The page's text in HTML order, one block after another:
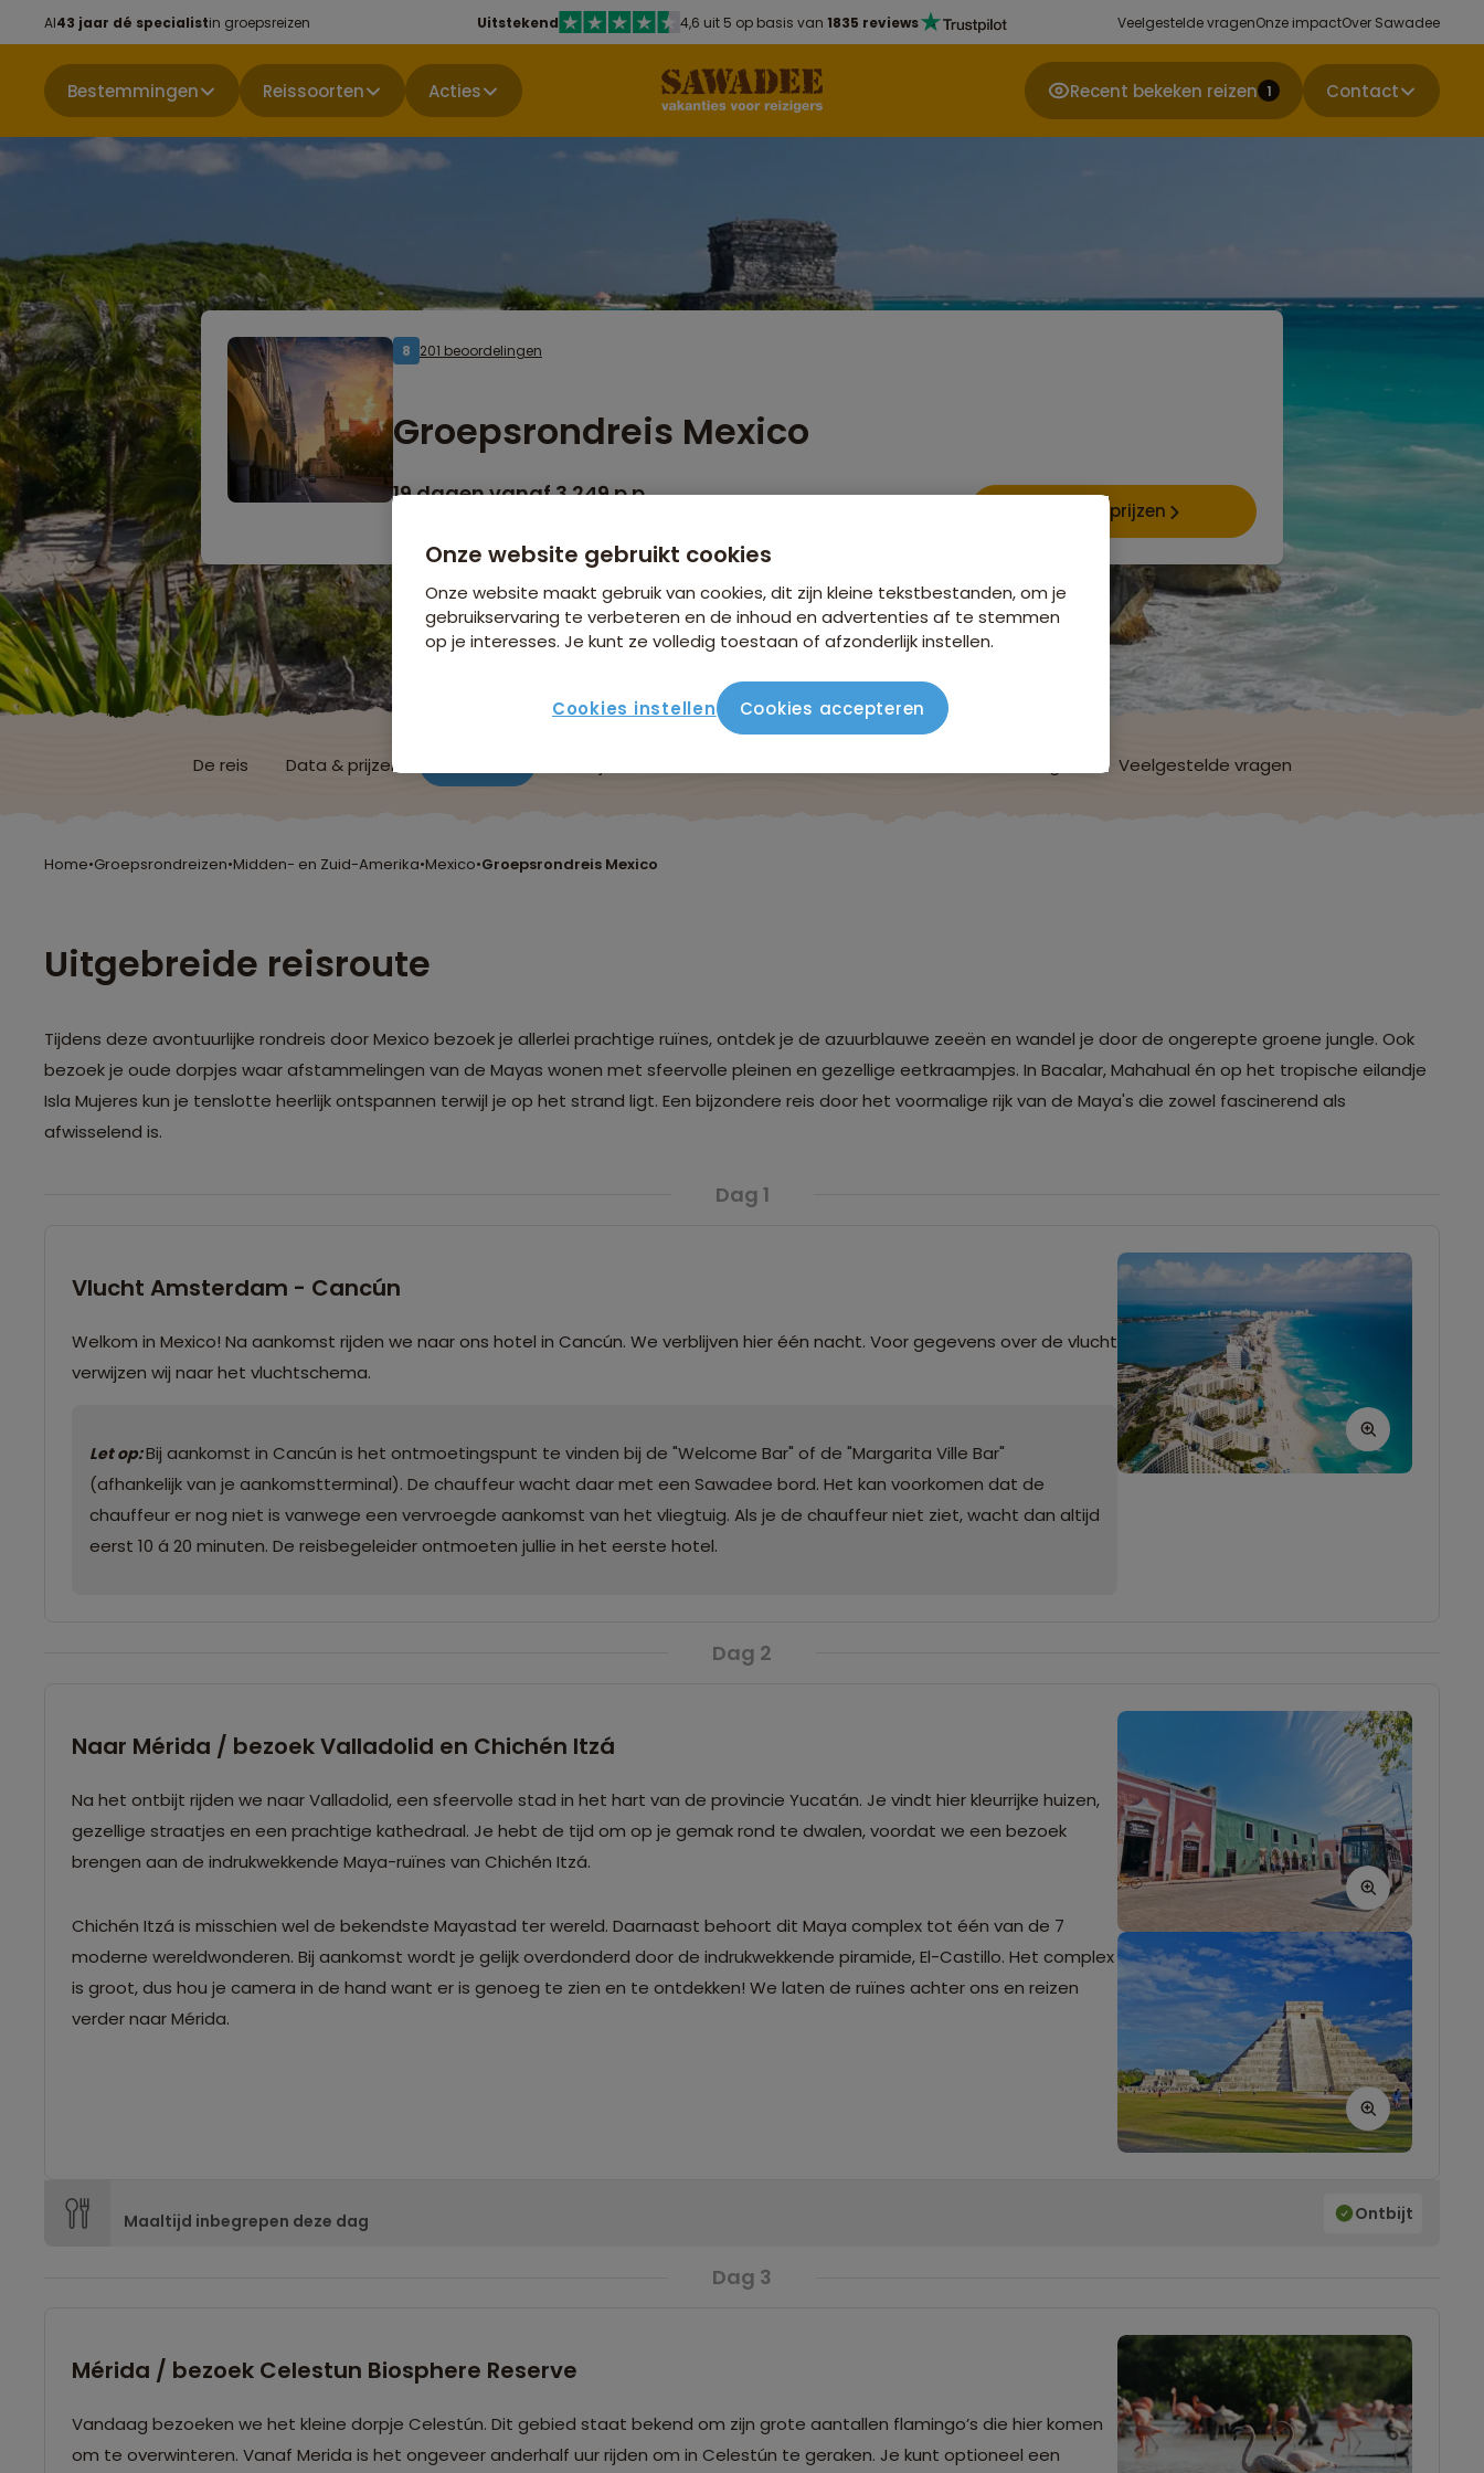
Al43 jaar dé specialistin groepsreizen Uitstekend 4,6 uit 5 op basis van 1835 reviews Veelgestelde vragenOnze impactOver Sawadee
Bestemmingen Reissoorten Acties Recent bekeken reizen 1 Contact
8 201 beoordelingen
Groepsrondreis Mexico
19 dagen vanaf 3.249 p.p.
Data & prijzen
De reis Data & prijzen Veelgestelde vragen
Home•Groepsrondreizen•Midden- en Zuid-Amerika•Mexico•Groepsrondreis Mexico
Uitgebreide reisroute
Tijdens deze avontuurlijke rondreis door Mexico bezoek je allerlei prachtige ruïnes, ontdek je de azuurblauwe zeeën en wandel je door de ongerepte groene jungle. Ook
bezoek je oude dorpjes waar afstammelingen van de Mayas wonen met sfeervolle pleinen en gezellige eetkraampjes. In Bacalar, Mahahual én op het tropische eilandje
Isla Mujeres kun je tenslotte heerlijk ontspannen terwijl je op het strand ligt. Een bijzondere reis door het voormalige rijk van de Maya's die zowel fascinerend als
afwisselend is.
Dag 1
Vlucht Amsterdam - Cancún
Welkom in Mexico! Na aankomst rijden we naar ons hotel in Cancún. We verblijven hier één nacht. Voor gegevens over de vlucht
verwijzen wij naar het vluchtschema.
Let op:Bij aankomst in Cancún is het ontmoetingspunt te vinden bij de "Welcome Bar" of de "Margarita Ville Bar"
(afhankelijk van je aankomstterminal). De chauffeur wacht daar met een Sawadee bord. Het kan voorkomen dat de
chauffeur er nog niet is vanwege een vervroegde aankomst van het vliegtuig. Als je de chauffeur niet ziet, wacht dan altijd
eerst 10 á 20 minuten. De reisbegeleider ontmoeten jullie in het eerste hotel.
Dag 2
Naar Mérida / bezoek Valladolid en Chichén Itzá
Na het ontbijt rijden we naar Valladolid, een sfeervolle stad in het hart van de provincie Yucatán. Je vindt hier kleurrijke huizen,
gezellige straatjes en een prachtige kathedraal. Je hebt de tijd om op je gemak rond te dwalen, voordat we een bezoek
brengen aan de indrukwekkende Maya-ruïnes van Chichén Itzá.
Chichén Itzá is misschien wel de bekendste Mayastad ter wereld. Daarnaast behoort dit Maya complex tot één van de 7
moderne wereldwonderen. Bij aankomst wordt je gelijk overdonderd door de indrukwekkende piramide, El-Castillo. Het complex
is groot, dus hou je camera in de hand want er is genoeg te zien en te ontdekken! We laten de ruïnes achter ons en reizen
verder naar Mérida.
Maaltijd inbegrepen deze dag Ontbijt
Dag 3
Mérida / bezoek Celestun Biosphere Reserve
Vandaag bezoeken we het kleine dorpje Celestún. Dit gebied staat bekend om zijn grote aantallen flamingo’s die hier komen
om te overwinteren. Vanaf Merida is het ongeveer anderhalf uur rijden om in Celestún te geraken. Je kunt optioneel een
Onze website gebruikt cookies
Onze website maakt gebruik van cookies, dit zijn kleine tekstbestanden, om je
gebruikservaring te verbeteren en de inhoud en advertenties af te stemmen
op je interesses. Je kunt ze volledig toestaan of afzonderlijk instellen.
Cookies instellen Cookies accepteren